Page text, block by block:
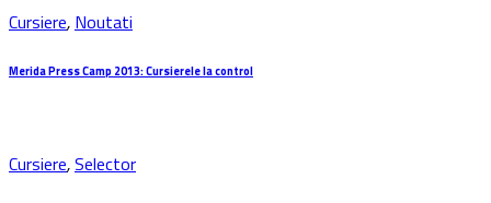
Cursiere, Noutati
Merida Press Camp 2013: Cursierele la control
Cursiere,Selector